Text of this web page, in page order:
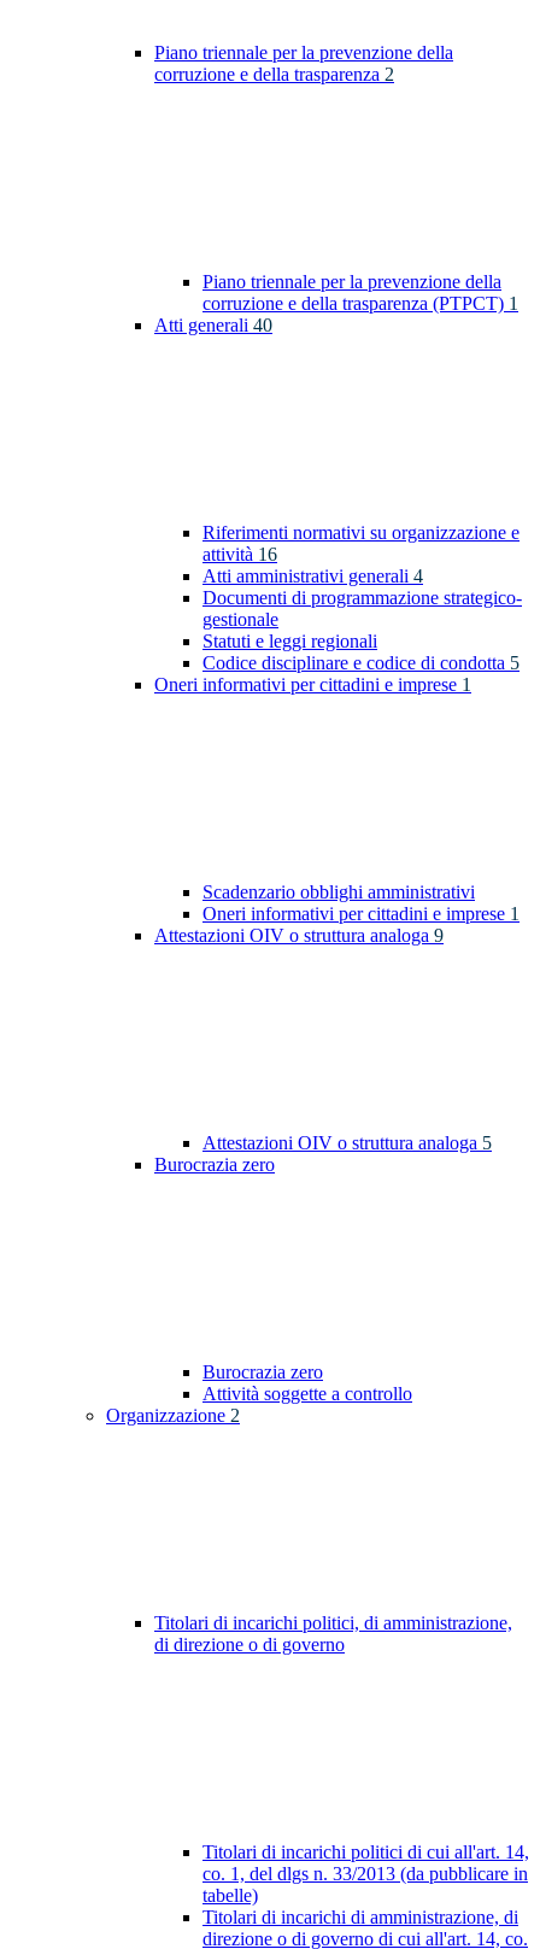
Piano triennale per la prevenzione della
corruzione e della trasparenza 2
Piano triennale per la prevenzione della
corruzione e della trasparenza (PTPCT) 1
Atti generali 40
Riferimenti normativi su organizzazione e
attività 16
Atti amministrativi generali 4
Documenti di programmazione strategico-
gestionale
Statuti e leggi regionali
Codice disciplinare e codice di condotta 5
Oneri informativi per cittadini e imprese 1
Scadenzario obblighi amministrativi
Oneri informativi per cittadini e imprese 1
Attestazioni OIV o struttura analoga 9
Attestazioni OIV o struttura analoga 5
Burocrazia zero
Burocrazia zero
Attività soggette a controllo
Organizzazione 2
Titolari di incarichi politici, di amministrazione,
di direzione o di governo
Titolari di incarichi politici di cui all'art. 14,
co. 1, del dlgs n. 33/2013 (da pubblicare in
tabelle)
Titolari di incarichi di amministrazione, di
direzione o di governo di cui all'art. 14, co.